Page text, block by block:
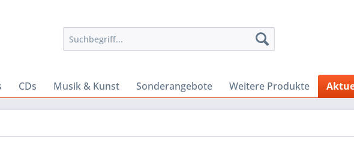
CDs Musik & Kunst Sonderangebote Weitere Produkte